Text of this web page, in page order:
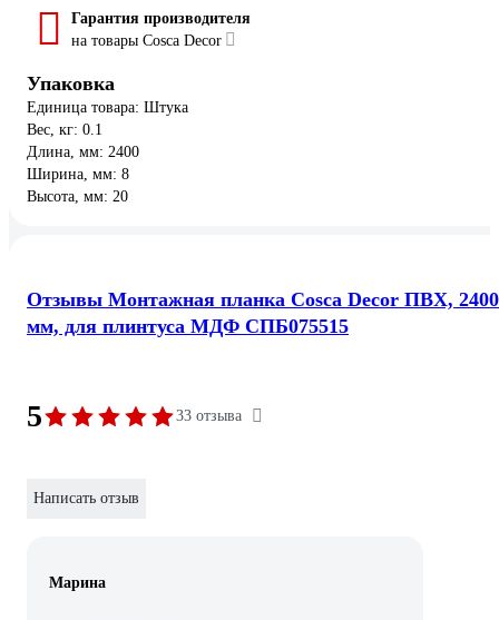
Гарантия производителя
на товары Cosca Decor
Упаковка
Единица товара: Штука
Вес, кг: 0.1
Длина, мм: 2400
Ширина, мм: 8
Высота, мм: 20
Отзывы Монтажная планка Cosca Decor ПВХ, 2400
мм, для плинтуса МДФ СПБ075515
5 33 отзыва
Написать отзыв
Марина